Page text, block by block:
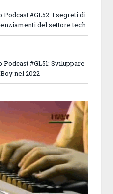
Podcast #GL52: I segreti di
del settore tech
Podcast #GL51: Sviluppare
nel 2022